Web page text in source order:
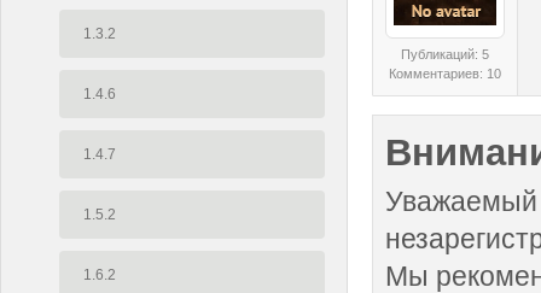
1.3.2
1.4.6
1.4.7
1.5.2
1.6.2
Публикаций: 5
Комментариев: 10
Уважаемый
Мы